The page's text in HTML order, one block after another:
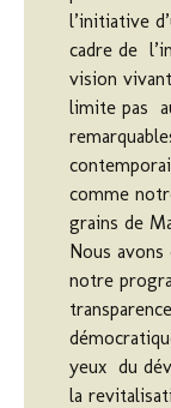
l’initiative
cadre de
vision
limite pas
comme
grains de
Nous
notre
yeux du
la